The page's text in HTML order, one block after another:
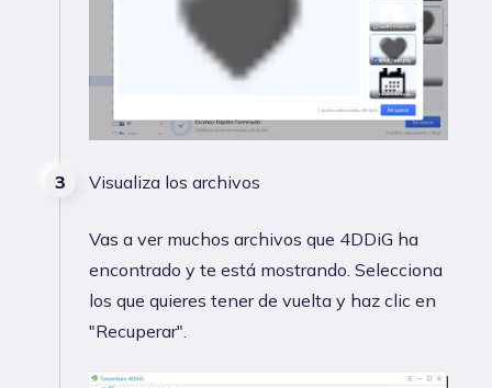
Visualiza los archivos
Vas a ver muchos archivos que 4DDiG ha
encontrado y te está mostrando. Selecciona
los que quieres tener de vuelta y haz clic en
"Recuperar".